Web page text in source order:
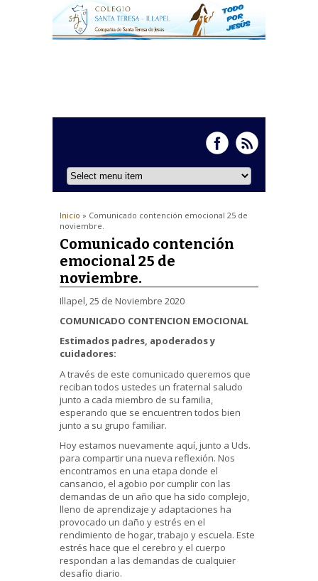
Inicio » Comunicado contención emocional 25 de
noviembre.
Comunicado contención
emocional 25 de
noviembre.
Illapel, 25 de Noviembre 2020
COMUNICADO CONTENCION EMOCIONAL
Estimados padres, apoderados y
cuidadores:
A través de este comunicado queremos que
reciban todos ustedes un fraternal saludo
junto a cada miembro de su familia,
esperando que se encuentren todos bien
junto a su grupo familiar.
Hoy estamos nuevamente aquí, junto a Uds.
para compartir una nueva reflexión. Nos
encontramos en una etapa donde el
cansancio, el agobio por cumplir con las
demandas de un año que ha sido complejo,
lleno de aprendizaje y adaptaciones ha
provocado un daño y estrés en el
rendimiento de hogar, trabajo y escuela. Este
estrés hace que el cerebro y el cuerpo
respondan a las demandas de cualquier
desafío diario.